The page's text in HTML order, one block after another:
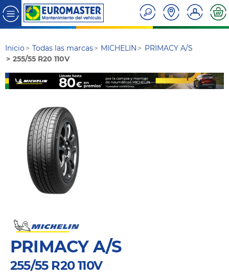
Inicio Todas las marcas MICHELIN
PRIMACY A/S
255/55 R20 110V
PRIMACY A/S
255/55 R20 110V